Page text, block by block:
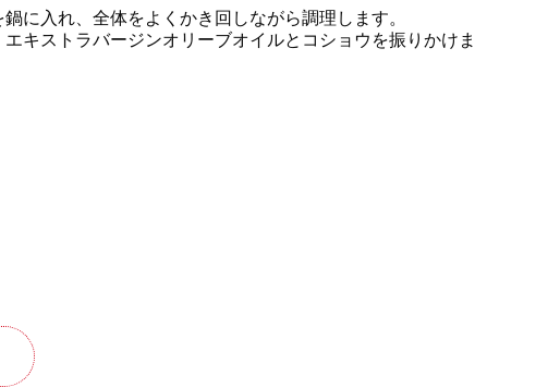
に入れ、全体をよくかき回しながら調理します。
キストラバージンオリーブオイルとコショウを振りかけま